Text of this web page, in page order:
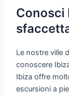
Conosci
Le nostre ville
conoscere
Ibiza offre
escursioni a